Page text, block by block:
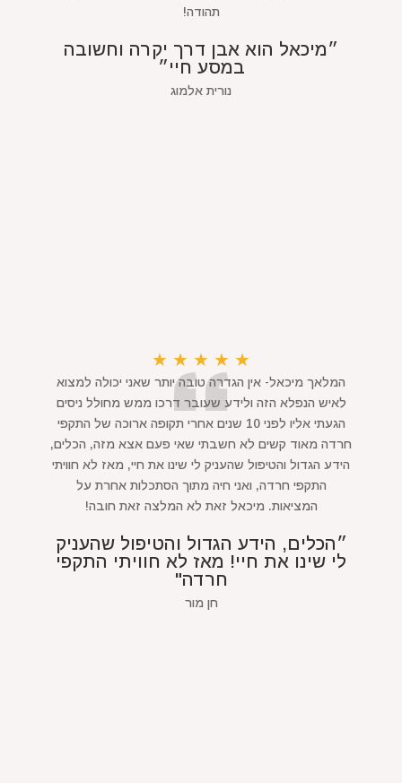
תהודה!
״מיכאל הוא אבן דרך יקרה וחשובה
במסע חיי״
נורית אלמוג
★
★
★
★
★
המלאך מיכאל- אין הגדרה טובה יותר שאני יכולה למצוא
לאיש הנפלא הזה ולידע שעובר דרכו ממש מחולל ניסים
הגעתי אליו לפני 10 שנים אחרי תקופה ארוכה של התקפי
חרדה מאוד קשים לא חשבתי שאי פעם אצא מזה, הכלים,
הידע הגדול והטיפול שהעניק לי שינו את חיי, מאז לא חוויתי
התקפי חרדה, ואני חיה מתוך הסתכלות אחרת על
המציאות. מיכאל זאת לא המלצה זאת חובה!
״הכלים, הידע הגדול והטיפול שהעניק
לי שינו את חיי! מאז לא חוויתי התקפי
חרדה"
חן מור